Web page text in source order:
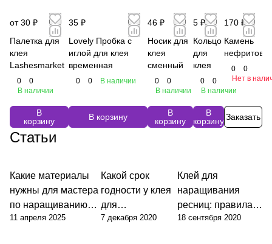
от 30 ₽
Палетка для
клея
Lashesmarket
0
0
В наличии
В
корзину
35 ₽
Lovely Пробка с
иглой для клея
временная
0 0 В наличии
В корзину
46 ₽
Носик для
клея
сменный
0
0
В наличии
В
корзину
5 ₽
Кольцо
для
клея
0
0
В наличии
В
корзину
170 ₽
Камень
0
0
Нет в
Заказать
Статьи
Какие материалы
нужны для мастера
по наращиванию
ресниц?
11 апреля 2025
Какой срок
годности у клея
для
наращивания
7 декабря 2020
Клей для
наращивания
ресниц: правила
работы и
18 сентября 2020